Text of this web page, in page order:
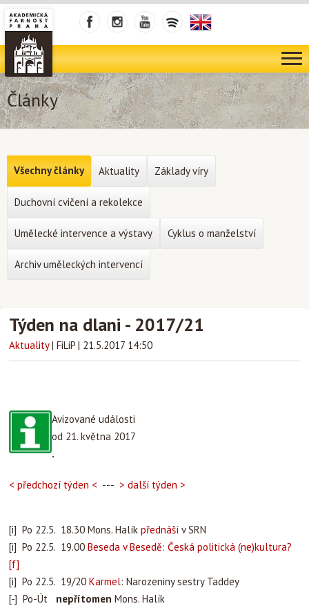
Články
Týden na dlani - 2017/21
Aktuality | FiLiP | 21.5.2017 14:50
Avizované události
od 21. května 2017
.
< předchozí týden < --- > další týden >
[i] Po 22.5. 18.30 Mons. Halík přednáší v SRN
[i] Po 22.5. 19.00 Beseda v Besedě: Česká politická (ne)kultura?
[f]
[i] Po 22.5. 19/20 Karmel: Narozeniny sestry Taddey
[-] Po-Út nepřítomen Mons. Halík
Všechny články Aktuality Základy víry
Duchovní cvičení a rekolekce
Umělecké intervence a výstavy Cyklus o manželství
Archiv uměleckých intervencí